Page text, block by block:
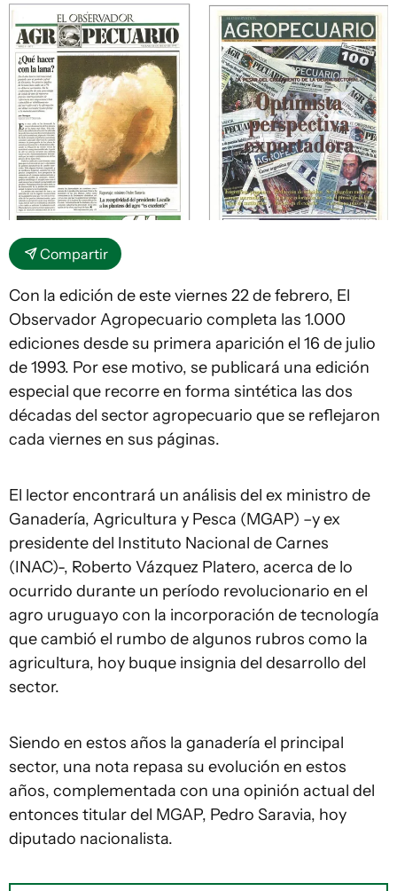
Compartir
Con la edición de este viernes 22 de febrero, El
Observador Agropecuario completa las 1.000
ediciones desde su primera aparición el 16 de julio
de 1993. Por ese motivo, se publicará una edición
especial que recorre en forma sintética las dos
décadas del sector agropecuario que se reflejaron
cada viernes en sus páginas.
El lector encontrará un análisis del ex ministro de
Ganadería, Agricultura y Pesca (MGAP) –y ex
presidente del Instituto Nacional de Carnes
(INAC)-, Roberto Vázquez Platero, acerca de lo
ocurrido durante un período revolucionario en el
agro uruguayo con la incorporación de tecnología
que cambió el rumbo de algunos rubros como la
agricultura, hoy buque insignia del desarrollo del
sector.
Siendo en estos años la ganadería el principal
sector, una nota repasa su evolución en estos
años, complementada con una opinión actual del
entonces titular del MGAP, Pedro Saravia, hoy
diputado nacionalista.